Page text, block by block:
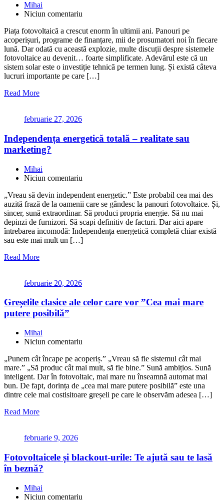
Mihai
Niciun comentariu
Piața fotovoltaică a crescut enorm în ultimii ani. Panouri pe
acoperișuri, programe de finanțare, mii de prosumatori noi în fiecare
lună. Dar odată cu această explozie, multe discuții despre sistemele
fotovoltaice au devenit… foarte simplificate. Adevărul este că un
sistem solar este o investiție tehnică pe termen lung. Și există câteva
lucruri importante pe care […]
Read More
februarie 27, 2026
Independența energetică totală – realitate sau
marketing?
Mihai
Niciun comentariu
„Vreau să devin independent energetic.” Este probabil cea mai des
auzită frază de la oamenii care se gândesc la panouri fotovoltaice. Și,
sincer, sună extraordinar. Să produci propria energie. Să nu mai
depinzi de furnizori. Să scapi definitiv de facturi. Dar aici apare
întrebarea incomodă: Independența energetică completă chiar există
sau este mai mult un […]
Read More
februarie 20, 2026
Greșelile clasice ale celor care vor ”Cea mai mare
putere posibilă”
Mihai
Niciun comentariu
„Punem cât încape pe acoperiș.” „Vreau să fie sistemul cât mai
mare.” „Să produc cât mai mult, să fie bine.” Sună ambițios. Sună
inteligent. Dar în fotovoltaic, mai mare nu înseamnă automat mai
bun. De fapt, dorința de „cea mai mare putere posibilă” este una
dintre cele mai costisitoare greșeli pe care le observăm adesea […]
Read More
februarie 9, 2026
Fotovoltaicele și blackout-urile: Te ajută sau te lasă
în beznă?
Mihai
Niciun comentariu